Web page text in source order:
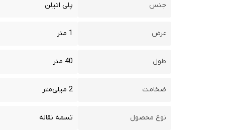
جنس پلی اتیلن
عرض 1 متر
طول 40 متر
ضخامت 2 میلی‌متر
نوع محصول تسمه نقاله